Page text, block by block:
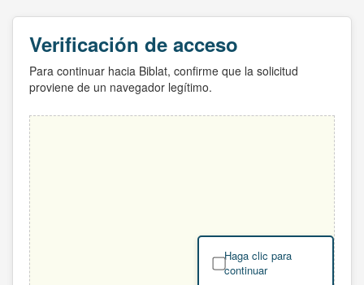
Verificación de acceso
Para continuar hacia Biblat, confirme que la solicitud
proviene de un navegador legítimo.
Haga clic para
continuar